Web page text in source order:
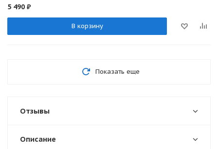
5 490 ₽
В корзину
Показать еще
Отзывы
Описание